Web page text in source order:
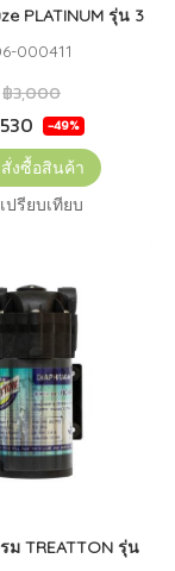
+ Adapter
PLATINUM รุ่น 300
000411
฿3,000
-49%
สั่งซื้อสินค้า
เปรียบเทียบ
ม TREATTON รุ่น